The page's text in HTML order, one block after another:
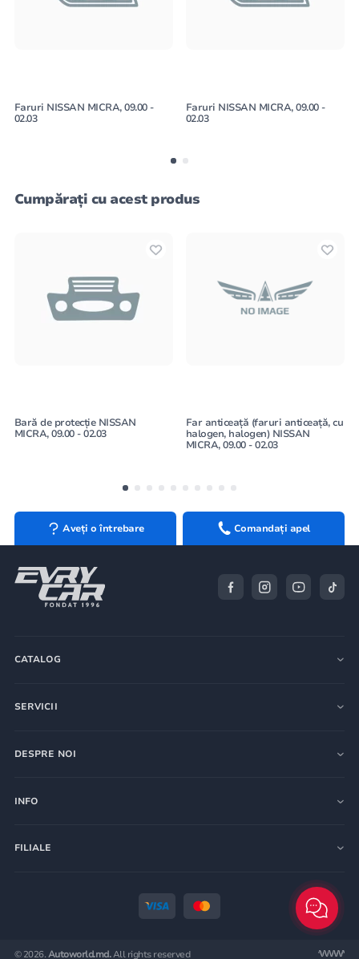
Faruri NISSAN MICRA, 09.00 -
02.03
Faruri NISSAN MICRA, 09.00 -
02.03
Cumpărați cu acest produs
Bară de protecție NISSAN
MICRA, 09.00 - 02.03
Far anticeață (faruri anticeață, cu
halogen, halogen) NISSAN
MICRA, 09.00 - 02.03
Aveți o întrebare Comandați apel
CATALOG
SERVICII
DESPRE NOI
INFO
FILIALE
© 2026.Autoworld.md.All rights reserved